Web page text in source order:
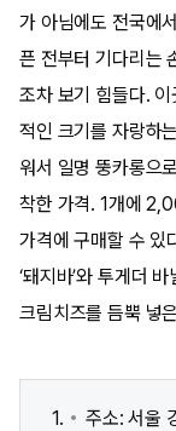
가 아님에도 전국에
픈 전부터 기다리는
조차 보기 힘들다.
적인 크기를 자랑하
워서 일명 뚱카롱으
착한 가격. 1개에
가격에 구매할 수 있
‘돼지바’와 투게더
크림치즈를 듬뿍 넣
주소: 서울